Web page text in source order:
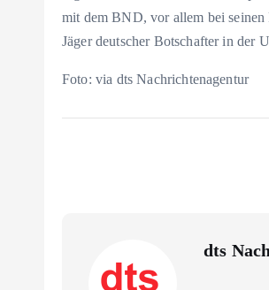
mit dem BND, vor allem bei seinen
Jäger deutscher Botschafter in der
Foto: via dts Nachrichtenagentur
dts